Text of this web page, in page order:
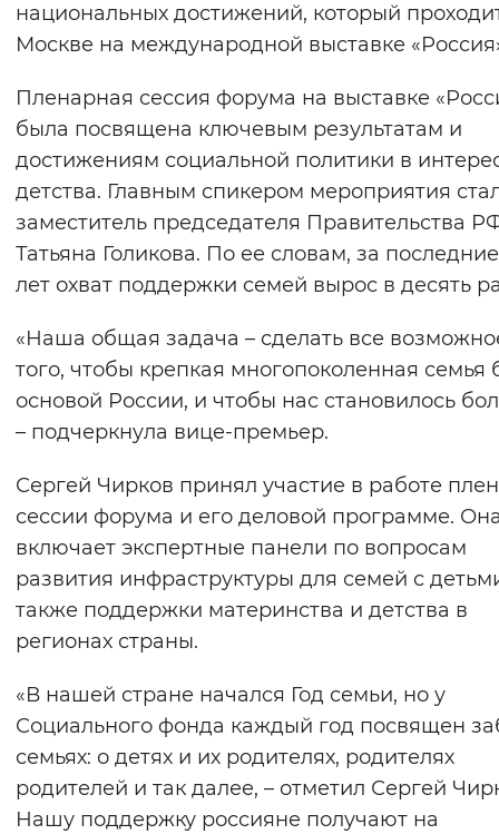
Цвет сайта
Синий фон
Изображения
Включены Выключены
Звуковой ассистент
Вернуть стандартные настройки
национальных достижений, который
Москве на международной выставке
Пленарная сессия форума на выставке
была посвящена ключевым результатам и
достижениям социальной политики в
детства. Главным спикером мероприятия
заместитель председателя Правительства
Татьяна Голикова. По ее словам, за
лет охват поддержки семей вырос в десять
«Наша общая задача – сделать все
того, чтобы крепкая многопоколенная семья
основой России, и чтобы нас становилось
– подчеркнула вице-премьер.
Сергей Чирков принял участие в работе
сессии форума и его деловой программе.
включает экспертные панели по вопросам
развития инфраструктуры для семей с
также поддержки материнства и детства в
регионах страны.
«В нашей стране начался Год семьи, но у
Социального фонда каждый год посвящен
семьях: о детях и их родителях, родителях
родителей и так далее, – отметил Сергей
Нашу поддержку россияне получают на